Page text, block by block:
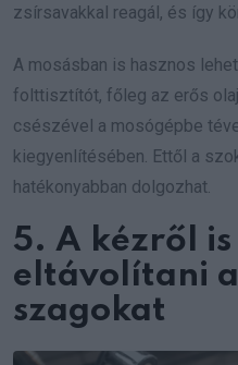
zsírsavakkal reagál, és így
A mosásban is hasznos
folttisztítót, főleg az erős
csészével a mosógépbe
kiegyenlítésében. Ettől a
hatékonyabban dolgozhat.
5. A kézről is
eltávolítani
szagokat